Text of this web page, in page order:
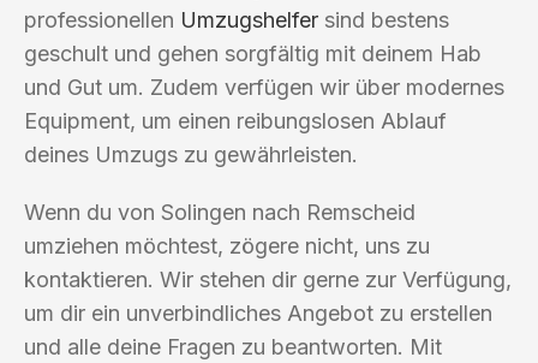
professionellen Umzugshelfer sind bestens
geschult und gehen sorgfältig mit deinem Hab
und Gut um. Zudem verfügen wir über modernes
Equipment, um einen reibungslosen Ablauf
deines Umzugs zu gewährleisten.
Wenn du von Solingen nach Remscheid
umziehen möchtest, zögere nicht, uns zu
kontaktieren. Wir stehen dir gerne zur Verfügung,
um dir ein unverbindliches Angebot zu erstellen
und alle deine Fragen zu beantworten. Mit